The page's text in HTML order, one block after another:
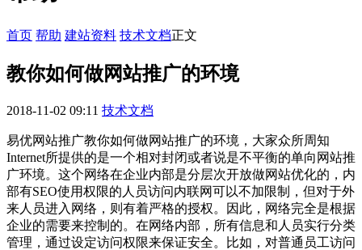
首页 帮助 建站资料 技术文档正文
教你如何做网站推广的环境
2018-11-02 09:11 技术文档
易优网站推广教你如何做网站推广的环境，大家众所周知
Internet所提供的是一个相对封闭或者说是不平衡的单向网站推
广环境。这个网络在企业内部是分层次开放做网站优化的，内
部有SEO使用权限的人员访问内联网可以不加限制，但对于外
来人员进入网络，则有着严格的授权。因此，网络完全是根据
企业的需要来控制的。在网络内部，所有信息和人员实行分类
管理，通过设定访问权限来保证安全。比如，对普通员工访问